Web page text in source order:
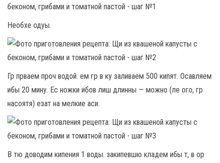
Необхе одуы.
Гр прваем проч водой. ем гр в ку заливаем 500 кипят. Осавляем
ибы 20 мину. Ес ножки ибов лиш длинны — можно (ле ого, гр
насоятя) езат на мелкие аси.
В тю доводим кипения 1 воды. закипевшю кладем ибы т, в ор